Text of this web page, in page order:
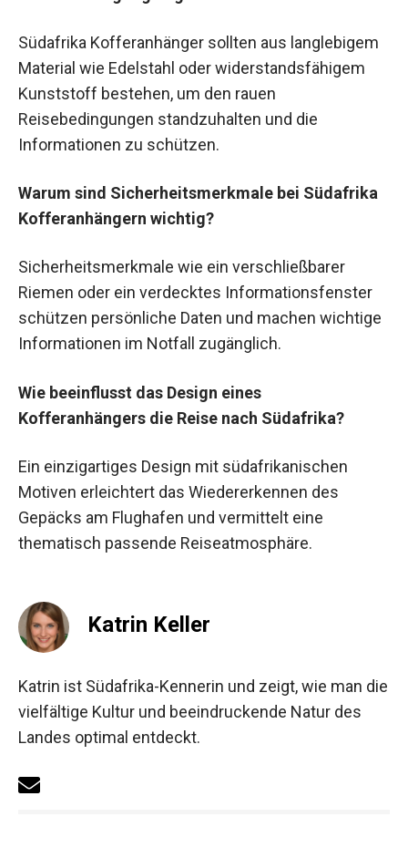
Südafrika Kofferanhänger sollten aus langlebigem
Material wie Edelstahl oder widerstandsfähigem
Kunststoff bestehen, um den rauen
Reisebedingungen standzuhalten und die
Informationen zu schützen.
Warum sind Sicherheitsmerkmale bei Südafrika
Kofferanhängern wichtig?
Sicherheitsmerkmale wie ein verschließbarer
Riemen oder ein verdecktes Informationsfenster
schützen persönliche Daten und machen wichtige
Informationen im Notfall zugänglich.
Wie beeinflusst das Design eines
Kofferanhängers die Reise nach Südafrika?
Ein einzigartiges Design mit südafrikanischen
Motiven erleichtert das Wiedererkennen des
Gepäcks am Flughafen und vermittelt eine
thematisch passende Reiseatmosphäre.
Katrin Keller
Katrin ist Südafrika-Kennerin und zeigt, wie man die
vielfältige Kultur und beeindruckende Natur des
Landes optimal entdeckt.